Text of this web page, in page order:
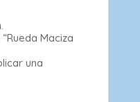
Maciza
una